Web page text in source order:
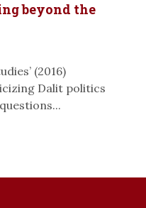
beyond the
(2016)
Dalit politics